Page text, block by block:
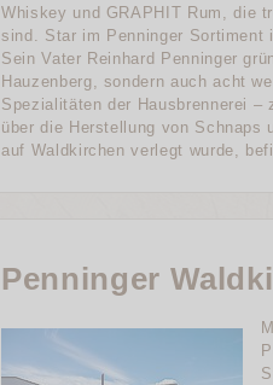
Whiskey und GRAPHIT Rum, die
sind. Star im Penninger Sortiment
Sein Vater Reinhard Penninger
Hauzenberg, sondern auch acht
Spezialitäten der Hausbrennerei –
über die Herstellung von Schnaps
auf Waldkirchen verlegt wurde,
Penninger